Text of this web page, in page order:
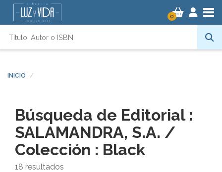
0
INICIO
Búsqueda de Editorial :
SALAMANDRA, S.A. /
Colección : Black
18 resultados